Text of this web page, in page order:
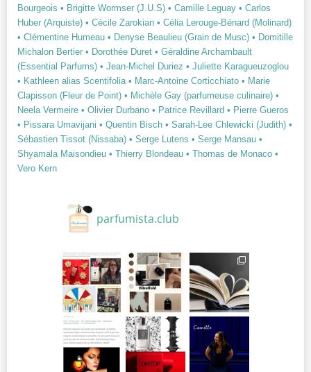
Bourgeois • Brigitte Wormser (J.U.S) • Camille Leguay • Carlos
Huber (Arquiste) • Cécile Zarokian • Célia Lerouge-Bénard (Molinard)
• Clémentine Humeau • Denyse Beaulieu (Grain de Musc) • Domitille
Michalon Bertier • Dorothée Duret • Géraldine Archambault
(Essential Parfums) • Jean-Michel Duriez • Juliette Karagueuzoglou
• Kathleen alias Scentifolia • Marc-Antoine Corticchiato • Marie
Clapisson (Fleur de Point) • Michèle Gay (parfumeuse culinaire) •
Neela Vermeire • Olivier Durbano • Patrice Revillard • Pierre Gueros
• Pissara Umavijani • Quentin Bisch • Sarah-Lee Chlewicki (Judith) •
Sébastien Tissot (Nissaba) • Serge Lutens • Serge Mansau •
Shyamala Maisondieu • Thierry Blondeau • Thomas de Monaco •
Vero Kern
parfumista.club